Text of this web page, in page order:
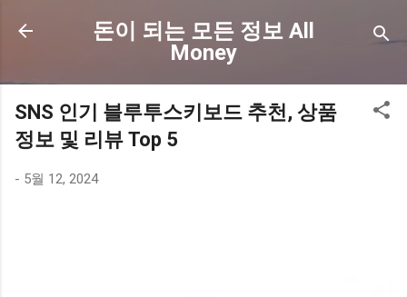
기본 콘텐츠로 건너뛰기
돈이 되는 모든 정보 All
Money
SNS 인기 블루투스키보드 추천, 상품
정보 및 리뷰 Top 5
- 5월 12, 2024